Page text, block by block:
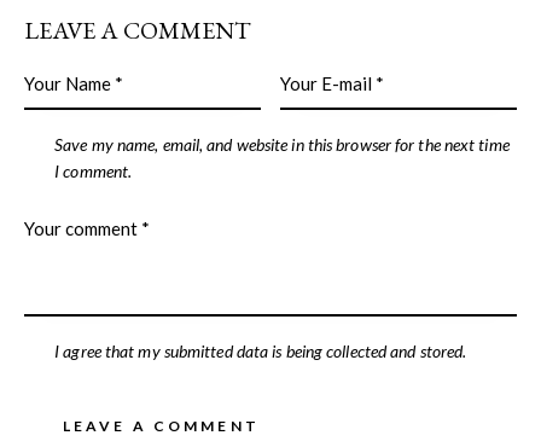
LEAVE A COMMENT
Save my name, email, and website in this browser for the next time
I comment.
I agree that my submitted data is being collected and stored.